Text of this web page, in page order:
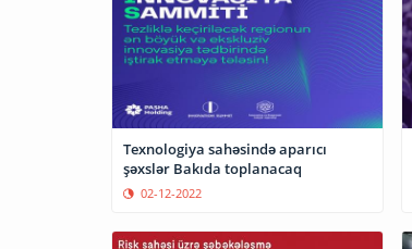
Texnologiya sahəsində aparıcı
şəxslər Bakıda toplanacaq
02-12-2022